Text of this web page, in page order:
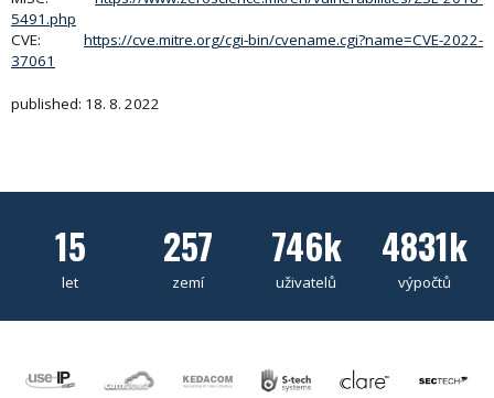
5491.php
CVE: https://cve.mitre.org/cgi-bin/cvename.cgi?name=CVE-2022-
37061
published: 18. 8. 2022
15
let
257
zemí
746k
uživatelů
4831k
výpočtů